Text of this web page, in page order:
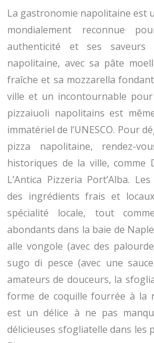
La gastronomie napolitaine est
mondialement reconnue
authenticité et ses saveurs
napolitaine, avec sa pâte
fraîche et sa mozzarella
ville et un incontournable
pizzaiuoli napolitains est
immatériel de l’UNESCO. Pour
pizza napolitaine, rendez-
historiques de la ville, comme
L’Antica Pizzeria Port’Alba.
des ingrédients frais et
spécialité locale, tout
abondants dans la baie de
alle vongole (avec des
sugo di pesce (avec une
amateurs de douceurs, la
forme de coquille fourrée à la
est un délice à ne pas
délicieuses sfogliatelle dans les